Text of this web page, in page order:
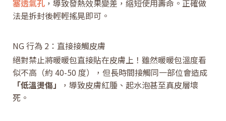
塞透氣孔 ，導致發熱效果變差，縮短使用壽命。正確做
法是拆封後輕輕搖晃即可。
NG 行為 2：直接接觸皮膚
絕對禁止將暖暖包直接貼在皮膚上！雖然暖暖包溫度看
似不高（約 40-50 度），但長時間接觸同一部位會造成
「低溫燙傷」
，導致皮膚紅腫、起水泡甚至真皮層壞
死。